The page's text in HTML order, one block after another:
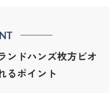
ンドハンズ枚方ビオ
るポイント